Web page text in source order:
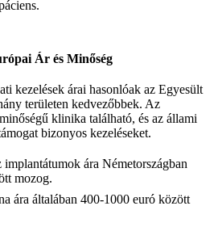
Ár és Minőség
kezelések árai hasonlóak az Egyesült
területen kedvezőbbek. Az
klinika található, és az állami
bizonyos kezeléseket.
implantátumok ára Németországban
mozog.
ára általában 400-1000 euró között